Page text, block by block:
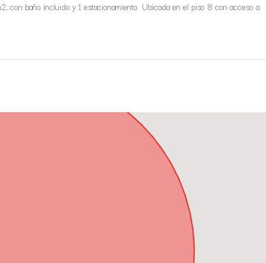
con baño incluido y 1 estacionamiento. Ubicada en el piso 8 con acceso a